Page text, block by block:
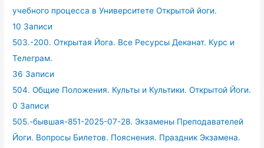
учебного процесса в Университете Открытой йоги.
10 Записи
503.-200. Открытая Йога. Все Ресурсы Деканат. Курс и
Телеграм.
36 Записи
504. Общие Положения. Культы и Культики. Открытой Йоги.
0 Записи
505.-бывшая-851-2025-07-28. Экзамены Преподавателей
Йоги. Вопросы Билетов. Пояснения. Праздник Экзамена.